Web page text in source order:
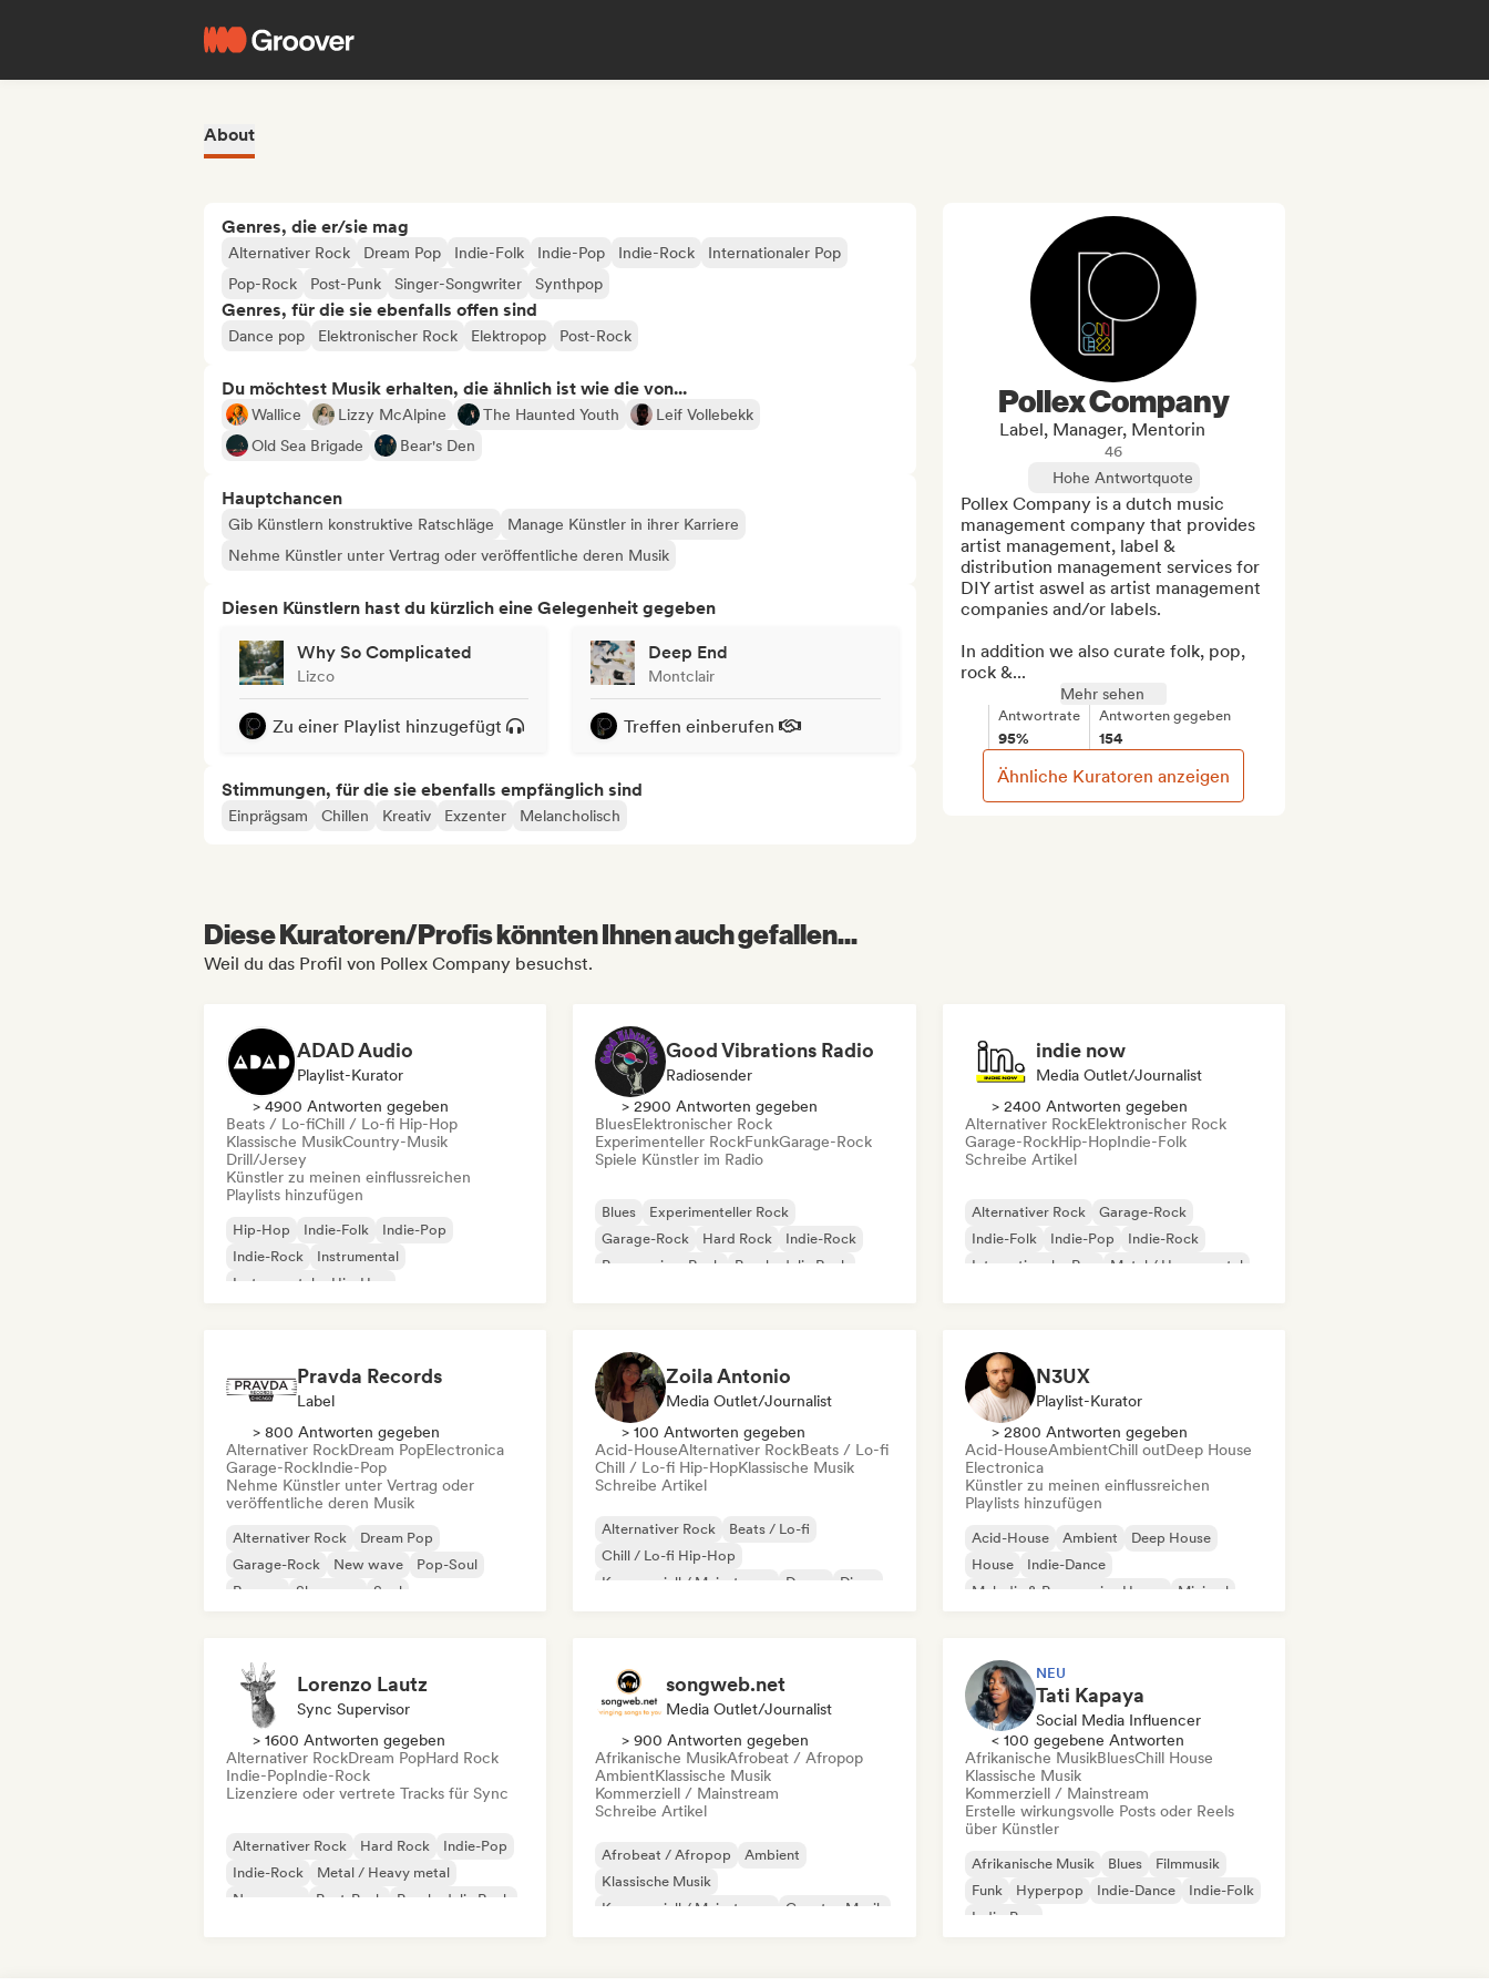
About
Genres, die er/sie mag
Alternativer Rock Dream Pop Indie-Folk Indie-Pop Indie-Rock
Internationaler Pop
Pop-Rock
Post-Punk Singer-Songwriter Synthpop
Genres, für die sie ebenfalls offen sind
Dance pop Elektronischer Rock Elektropop Post-Rock
Du möchtest Musik erhalten, die ähnlich ist wie die von...
Wallice Lizzy McAlpine The Haunted Youth
Leif Vollebekk
Old Sea Brigade
Bear's Den
Hauptchancen
Gib Künstlern konstruktive Ratschläge
Manage Künstler in ihrer Karriere
Nehme Künstler unter Vertrag oder veröffentliche deren Musik
Diesen Künstlern hast du kürzlich eine Gelegenheit gegeben
Why So Complicated
Lizco
Zu einer Playlist hinzugefügt
Deep End
Montclair
Treffen einberufen
Stimmungen, für die sie ebenfalls empfänglich sind
Einprägsam Chillen Kreativ Exzenter Melancholisch
Pollex Company
Label, Manager, Mentorin
46
Hohe Antwortquote
Pollex Company is a dutch music
management company that provides
artist management, label &
distribution management services for
DIY artist aswel as artist management
companies and/or labels.
In addition we also curate folk, pop,
rock &...
Mehr sehen
Antwortrate
95%
Antworten gegeben
154
Ähnliche Kuratoren anzeigen
Diese Kuratoren/Profis könnten Ihnen auch gefallen...
Weil du das Profil von Pollex Company besuchst.
ADAD Audio
Playlist-Kurator
> 4900 Antworten gegeben
Beats / Lo-fiChill / Lo-fi Hip-Hop
Klassische MusikCountry-Musik
Drill/Jersey
Künstler zu meinen einflussreichen
Playlists hinzufügen
Hip-Hop Indie-Folk
Indie-Pop
Indie-Rock
Instrumental
Instrumentaler Hip-Hop
Good Vibrations Radio
Radiosender
> 2900 Antworten gegeben
BluesElektronischer Rock
Experimenteller RockFunkGarage-Rock
Spiele Künstler im Radio
Blues
Experimenteller Rock
Garage-Rock
Hard Rock
Indie-Rock
Progressiver Rock
Psychedelic Rock
indie now
Media Outlet/Journalist
> 2400 Antworten gegeben
Alternativer RockElektronischer Rock
Garage-RockHip-HopIndie-Folk
Schreibe Artikel
Alternativer Rock
Garage-Rock
Indie-Folk
Indie-Pop
Indie-Rock
Internationaler Rap
Metal / Heavy metal
Pravda Records
Label
> 800 Antworten gegeben
Alternativer RockDream PopElectronica
Garage-RockIndie-Pop
Nehme Künstler unter Vertrag oder
veröffentliche deren Musik
Alternativer Rock
Dream Pop
Garage-Rock
New wave
Pop-Soul
Reggae
Shoegaze Soul
Zoila Antonio
Media Outlet/Journalist
> 100 Antworten gegeben
Acid-HouseAlternativer RockBeats / Lo-fi
Chill / Lo-fi Hip-HopKlassische Musik
Schreibe Artikel
Alternativer Rock
Beats / Lo-fi
Chill / Lo-fi Hip-Hop
Kommerziell / Mainstream
Dance
Disco
N3UX
Playlist-Kurator
> 2800 Antworten gegeben
Acid-HouseAmbientChill outDeep House
Electronica
Künstler zu meinen einflussreichen
Playlists hinzufügen
Acid-House Ambient
Deep House
House
Indie-Dance
Melodic & Progressive House
Minimal
Lorenzo Lautz
Sync Supervisor
> 1600 Antworten gegeben
Alternativer RockDream PopHard Rock
Indie-PopIndie-Rock
Lizenziere oder vertrete Tracks für Sync
Alternativer Rock Hard Rock
Indie-Pop
Indie-Rock
Metal / Heavy metal
New wave
Post-Punk Psychedelic Rock
songweb.net
Media Outlet/Journalist
> 900 Antworten gegeben
Afrikanische MusikAfrobeat / Afropop
AmbientKlassische Musik
Kommerziell / Mainstream
Schreibe Artikel
Afrobeat / Afropop
Ambient
Klassische Musik
Kommerziell / Mainstream
Country-Musik
NEU
Tati Kapaya
Social Media Influencer
< 100 gegebene Antworten
Afrikanische MusikBluesChill House
Klassische Musik
Kommerziell / Mainstream
Erstelle wirkungsvolle Posts oder Reels
über Künstler
Afrikanische Musik Blues
Filmmusik
Funk
Hyperpop Indie-Dance
Indie-Folk
Indie-Pop